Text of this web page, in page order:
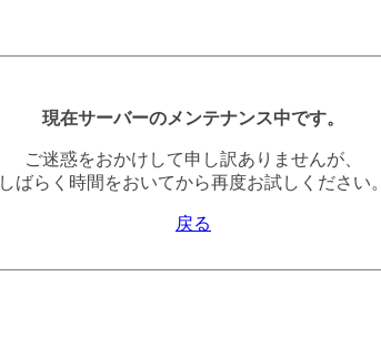
現在サーバーのメンテナンス中です。
ご迷惑をおかけして申し訳ありませんが、
しばらく時間をおいてから再度お試しください。
戻る